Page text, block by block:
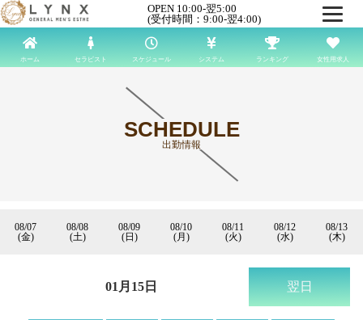
OPEN 10:00-翌5:00
(受付時間：9:00-翌4:00)
ホーム セラピスト スケジュール システム ランキング 女性用求人
SCHEDULE
出勤情報
08/07
(金)
08/08
(土)
08/09
(日)
08/10
(月)
08/11
(火)
08/12
(水)
08/13
(木)
01月15日 翌日